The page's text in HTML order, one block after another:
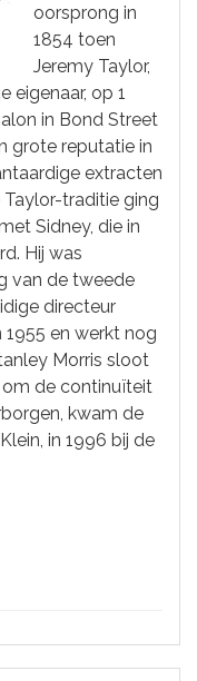
oorsprong in
1854 toen
Jeremy Taylor,
eigenaar, op 1
in Bond Street
grote reputatie in
extracten
traditie ging
Sidney, die in
Hij was
van de tweede
directeur
1955 en werkt nog
Morris sloot
om de continuïteit
kwam de
in 1996 bij de